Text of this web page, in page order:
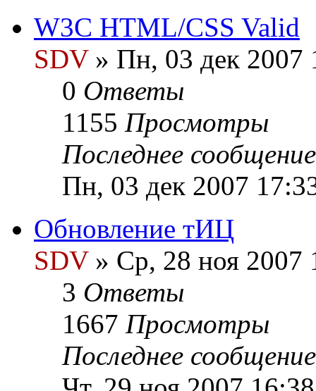
W3C HTML/CSS Valid
SDV» Пн, 03 дек 2007
0 Ответы
1155 Просмотры
Последнее
Пн, 03 дек 2007
Обновление тИЦ
SDV» Ср, 28 ноя 2007
3 Ответы
1667 Просмотры
Последнее